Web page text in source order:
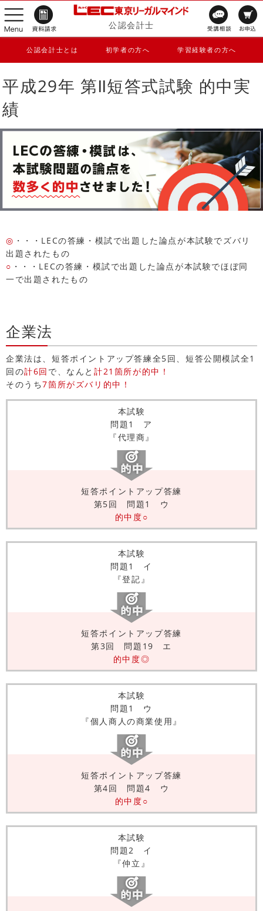
公認会計士
公認会計士とは 初学者の方へ 学習経験者の方へ
平成29年 第Ⅱ短答式試験 的中実
績
◎ ・・・LECの答練・模試で出題した論点が本試験でズバリ
出題されたもの
○ ・・・LECの答練・模試で出題した論点が本試験でほぼ同
一で出題されたもの
企業法
企業法は、短答ポイントアップ答練全5回、短答公開模試全1
回の計6回 で、なんと計21箇所が的中！
そのうち7箇所がズバリ的中！
本試験
問題1 ア
『代理商』
短答ポイントアップ答練
第5回 問題1 ウ
的中度○
本試験
問題1 イ
『登記』
短答ポイントアップ答練
第3回 問題19 エ
的中度◎
本試験
問題1 ウ
『個人商人の商業使用』
短答ポイントアップ答練
第4回 問題4 ウ
的中度○
本試験
問題2 イ
『仲立』